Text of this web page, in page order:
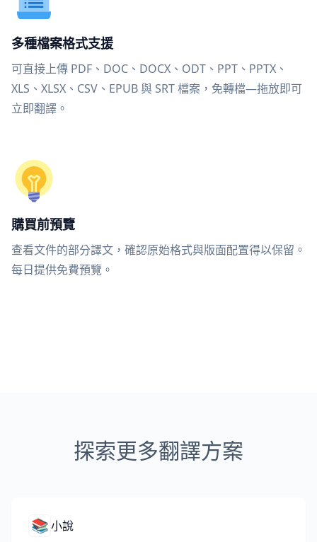
多種檔案格式支援
可直接上傳 PDF、DOC、DOCX、ODT、PPT、PPTX、
XLS、XLSX、CSV、EPUB 與 SRT 檔案，免轉檔—拖放即可
立即翻譯。
購買前預覽
查看文件的部分譯文，確認原始格式與版面配置得以保留。
每日提供免費預覽。
探索更多翻譯方案
📚小說